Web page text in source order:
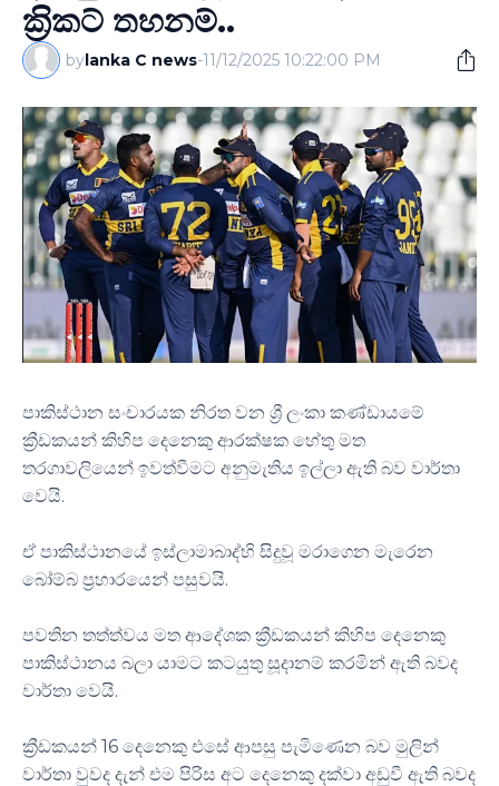
ක‍්‍රිකට් තහනම්..
bylanka C news-11/12/2025 10:22:00 PM
පාකිස්ථාන සංචාරයක නිරත වන ශ්‍රී ලංකා කණ්ඩායමේ
ක්‍රීඩකයන් කිහිප දෙනෙකු ආරක්ෂක හේතු මත
තරගාවලියෙන් ඉවත්වීමට අනුමැතිය ඉල්ලා ඇති බව වාර්තා
වෙයි.
ඒ පාකිස්ථානයේ ඉස්ලාමාබාද්හි සිදුවූ මරාගෙන මැරෙන
බෝම්බ ප්‍රහාරයෙන් පසුවයි.
පවතින තත්ත්වය මත ආදේශක ක්‍රීඩකයන් කිහිප දෙනෙකු
පාකිස්ථානය බලා යාමට කටයුතු සූදානම් කරමින් ඇති බවද
වාර්තා වෙයි.
ක්‍රීඩකයන් 16 දෙනෙකු එසේ ආපසු පැමිණෙන බව මුලින්
වාර්තා වුවද දැන් එම පිරිස අට දෙනෙකු දක්වා අඩුවී ඇති බවද